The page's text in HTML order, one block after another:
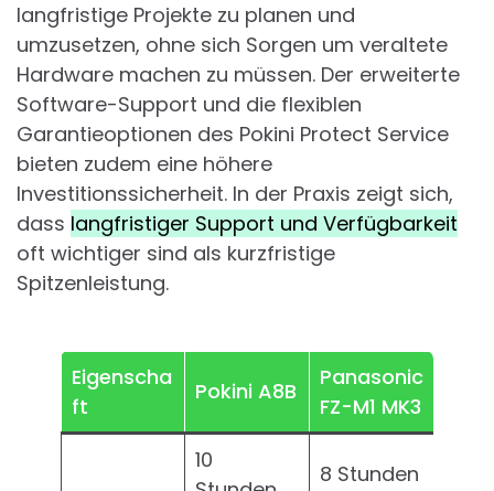
langfristige Projekte zu planen und
umzusetzen, ohne sich Sorgen um veraltete
Hardware machen zu müssen. Der erweiterte
Software-Support und die flexiblen
Garantieoptionen des Pokini Protect Service
bieten zudem eine höhere
Investitionssicherheit. In der Praxis zeigt sich,
dass langfristiger Support und Verfügbarkeit
oft wichtiger sind als kurzfristige
Spitzenleistung.
Eigenscha
ft
Pokini A8B
Panasonic
FZ-M1 MK3
10
8 Stunden